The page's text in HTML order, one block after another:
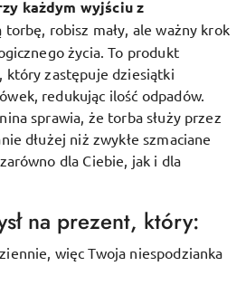
każdym wyjściu z
torbę, robisz mały, ale ważny krok
życia. To produkt
który zastępuje dziesiątki
redukując ilość odpadów.
sprawia, że torba służy przez
dłużej niż zwykłe szmaciane
dla Ciebie, jak i dla
na prezent, który:
więc Twoja niespodzianka